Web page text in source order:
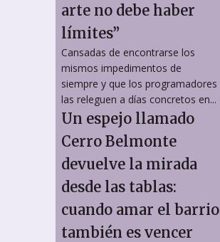
arte no debe haber
límites”
Cansadas de encontrarse los
mismos impedimentos de
siempre y que los programadores
las releguen a días concretos en...
Un espejo llamado
Cerro Belmonte
devuelve la mirada
desde las tablas:
cuando amar el barrio
también es vencer